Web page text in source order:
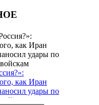
как Иран
удары по